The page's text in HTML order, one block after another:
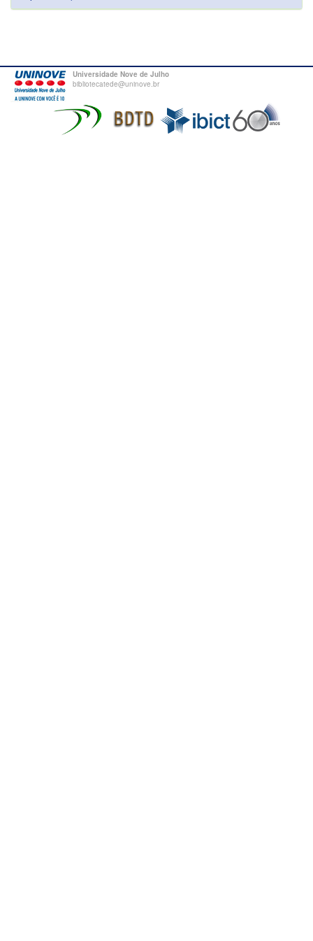
Universidade Nove de Julho
bibliotecatede@uninove.br